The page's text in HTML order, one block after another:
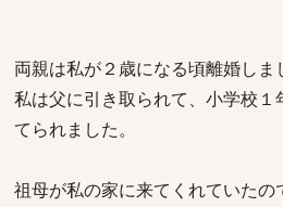
両親は私が２歳になる頃離婚しま
私は父に引き取られて、小学校
てられました。
祖母が私の家に来てくれていたの